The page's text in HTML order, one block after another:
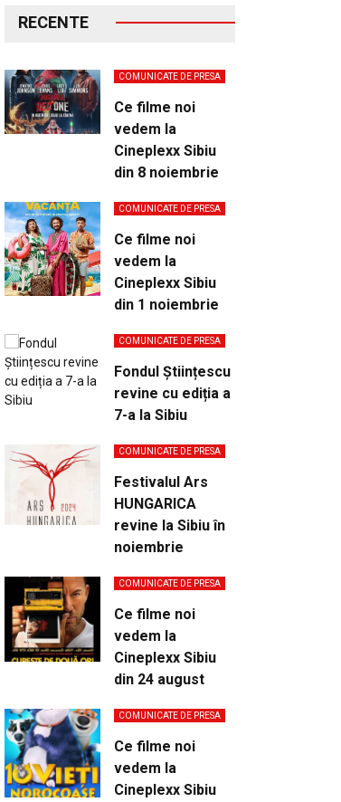
RECENTE
COMUNICATE DE PRESA
Ce filme noi
vedem la
Cineplexx Sibiu
din 8 noiembrie
COMUNICATE DE PRESA
Ce filme noi
vedem la
Cineplexx Sibiu
din 1 noiembrie
COMUNICATE DE PRESA
Fondul Științescu
revine cu ediția a
7-a la Sibiu
COMUNICATE DE PRESA
Festivalul Ars
HUNGARICA
revine la Sibiu în
noiembrie
COMUNICATE DE PRESA
Ce filme noi
vedem la
Cineplexx Sibiu
din 24 august
COMUNICATE DE PRESA
Ce filme noi
vedem la
Cineplexx Sibiu